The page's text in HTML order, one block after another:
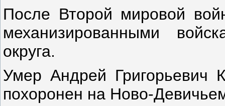
После Второй мировой
механизированными
округа.
Умер Андрей Григорьевич
похоронен на Ново-